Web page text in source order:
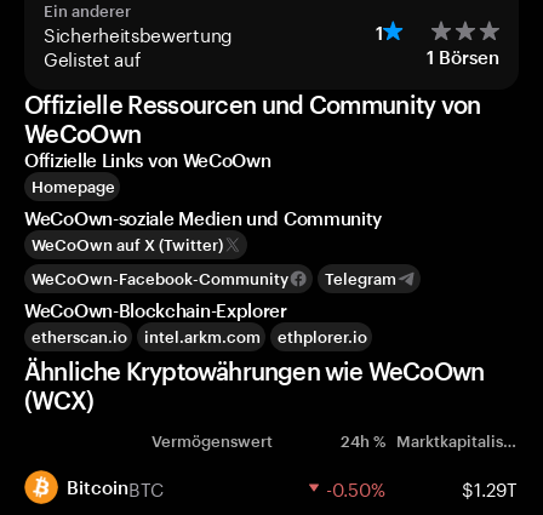
Ein anderer
Sicherheitsbewertung 1
Gelistet auf 1 Börsen
Offizielle Ressourcen und Community von
WeCoOwn
Offizielle Links von WeCoOwn
Homepage
WeCoOwn-soziale Medien und Community
WeCoOwn auf X (Twitter)
WeCoOwn-Facebook-Community
Telegram
WeCoOwn-Blockchain-Explorer
etherscan.io intel.arkm.com ethplorer.io
Ähnliche Kryptowährungen wie WeCoOwn
(WCX)
Vermögenswert 24h % Marktkapitalisierung
BitcoinBTC -0.50% $1.29T